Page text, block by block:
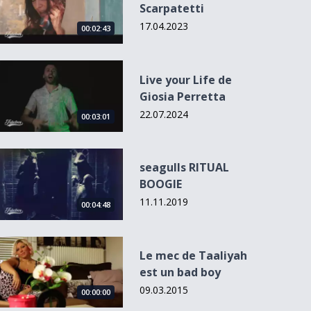
00:02:43
Scarpatetti
17.04.2023
your Life de Giosia Perretta
00:03:01
Live your Life de
Giosia Perretta
22.07.2024
RITUAL BOOGIE
00:04:48
seagulls RITUAL
BOOGIE
11.11.2019
mec de Taaliyah est un bad boy
00:00:00
Le mec de Taaliyah
est un bad boy
09.03.2015